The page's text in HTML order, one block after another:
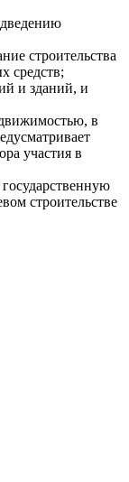
строительства
средств;
и зданий, и
в
участия в
строительстве